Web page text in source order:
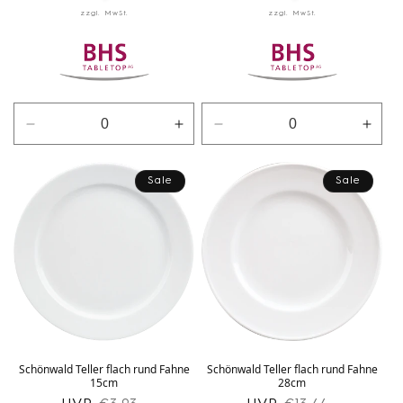
Verringere
die
Menge
für
Weiß
Erhöhe
die
Menge
für
Weiß
Verringere
die
Menge
für
Weiß
die
für
Weiß
Sale
Schönwald Teller flach rund Fahne
15cm
Sale
Schönwald Teller flach rund Fahne
28cm